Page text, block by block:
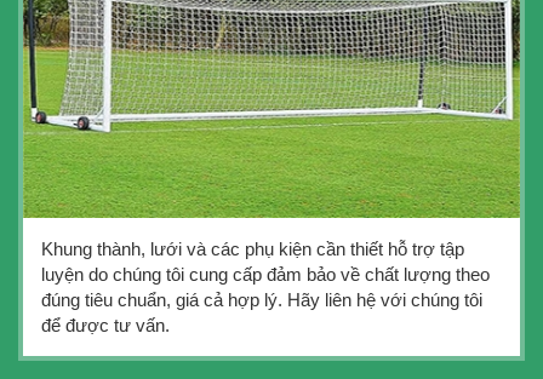
Khung thành, lưới và các phụ kiện cần thiết hỗ trợ tập
luyện do chúng tôi cung cấp đảm bảo về chất lượng theo
đúng tiêu chuẩn, giá cả hợp lý. Hãy liên hệ với chúng tôi
để được tư vấn.